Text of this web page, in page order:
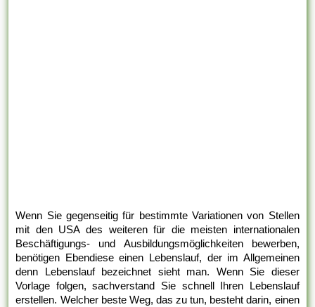
Wenn Sie gegenseitig für bestimmte Variationen von Stellen
mit den USA des weiteren für die meisten internationalen
Beschäftigungs- und Ausbildungsmöglichkeiten bewerben,
benötigen Ebendiese einen Lebenslauf, der im Allgemeinen
denn Lebenslauf bezeichnet sieht man. Wenn Sie dieser
Vorlage folgen, sachverstand Sie schnell Ihren Lebenslauf
erstellen. Welcher beste Weg, das zu tun, besteht darin, einen